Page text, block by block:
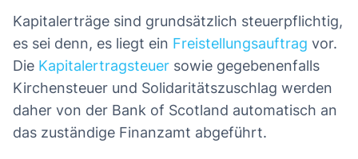
Kapitalerträge sind grundsätzlich steuerpflichtig,
es sei denn, es liegt ein Freistellungsauftrag vor.
Die Kapitalertragsteuer sowie gegebenenfalls
Kirchensteuer und Solidaritätszuschlag werden
daher von der Bank of Scotland automatisch an
das zuständige Finanzamt abgeführt.